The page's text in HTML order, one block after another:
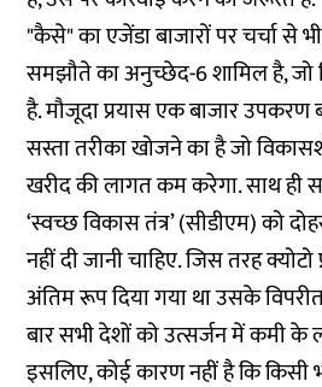
"कैसे" का एजेंडा बाजारों पर चर्चा से
समझौते का अनुच्छेद-6 शामिल है, जो
है. मौजूदा प्रयास एक बाजार उपकरण
सस्ता तरीका खोजने का है जो
खरीद की लागत कम करेगा. साथ ही
‘स्वच्छ विकास तंत्र’ (सीडीएम) को
नहीं दी जानी चाहिए. जिस तरह
अंतिम रूप दिया गया था उसके
बार सभी देशों को उत्सर्जन में कमी के
इसलिए, कोई कारण नहीं है कि किसी